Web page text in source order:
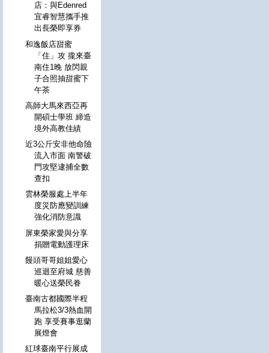
店：與Edenred
宜睿智慧攜手推
出長榮即享券
和逸飯店甜蜜
「住」攻 攏來臺
南住1晚 放閃親
子合照抽甜蜜下
午茶
高師大馬來西亞再
開碩士學班 締造
境外高教佳績
近3公斤安非他命險
流入市面 南警破
門攻堅逮捕全數
查扣
雲林榮服處上半年
度災防應變訓練
強化消防意識
屏東榮家愛與分享
捐贈電動護理床
饅頭哥哥姐姐愛心
巡迴至府城 慈善
暖心送榮民眷
臺南古都國際半程
馬拉松3/3熱血開
跑 享受賽事逛蘭
展燈會
紅球臺南平行展成